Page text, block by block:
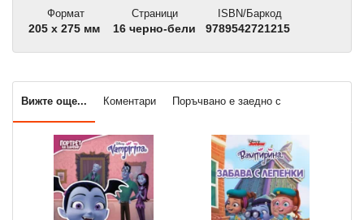
Формат
205 x 275 мм
Страници
16 черно-бели
ISBN/Баркод
9789542721215
Вижте още... Коментари Поръчвано е заедно с